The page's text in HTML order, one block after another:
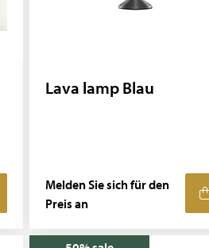
Lava lamp Blau
Melden Sie sich für den
Preis an